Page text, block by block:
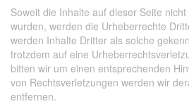
Soweit die Inhalte auf dieser Seite
wurden, werden die Urheberrechte
werden Inhalte Dritter als solche
trotzdem auf eine
bitten wir um einen entsprechenden
von Rechtsverletzungen werden wir
entfernen.